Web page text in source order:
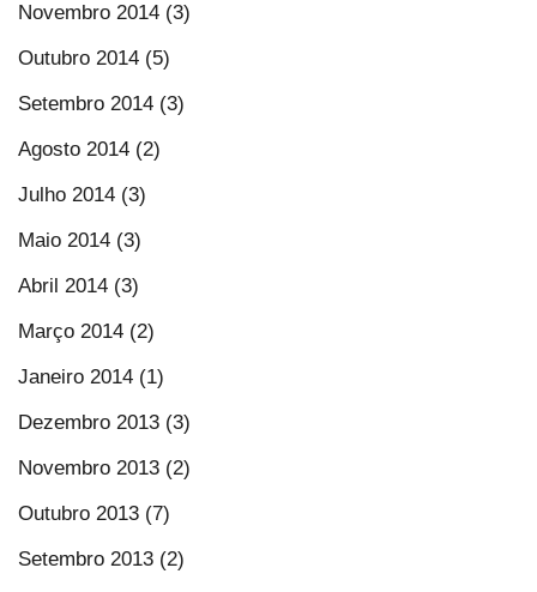
Novembro 2014 (3)
Outubro 2014 (5)
Setembro 2014 (3)
Agosto 2014 (2)
Julho 2014 (3)
Maio 2014 (3)
Abril 2014 (3)
Março 2014 (2)
Janeiro 2014 (1)
Dezembro 2013 (3)
Novembro 2013 (2)
Outubro 2013 (7)
Setembro 2013 (2)